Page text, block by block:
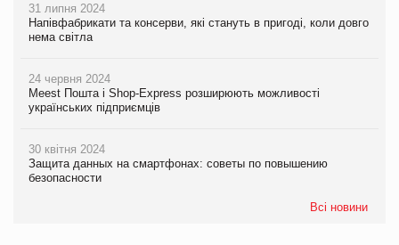
31 липня 2024
Напівфабрикати та консерви, які стануть в пригоді, коли довго
нема світла
24 червня 2024
Meest Пошта і Shop-Express розширюють можливості
українських підприємців
30 квітня 2024
Защита данных на смартфонах: советы по повышению
безопасности
Всі новини